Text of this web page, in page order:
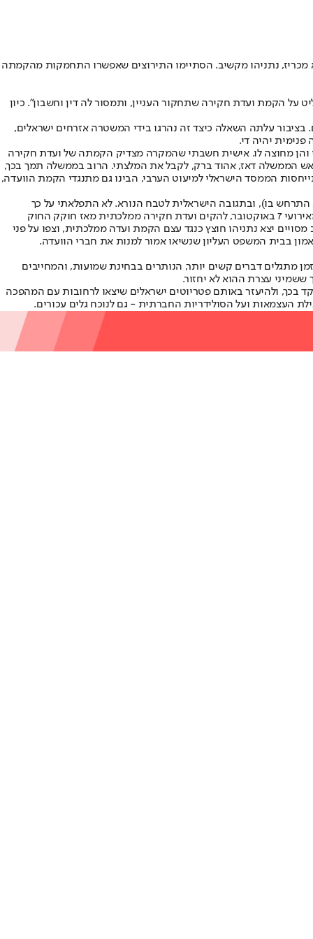
מכריז, נתניהו מקשיב. הסתיימו התירוצים שאפשרו התחמקות מהקמתה
להחליט על הקמת ועדת חקירה שתחקור העניין, ותמסור לה דין וחשבון". כיון
מירי שוטרים. בציבור עלתה השאלה כיצד זה נהרגו בידי המשטרה אזרחים ישראלים,
יהיה די.
מחוצה לו. אישית חשבתי שהמקרה מצדיק הקמתה של ועדת חקירה
הממשלה דאז, אהוד ברק, לקבל את המלצתי. הרוב בממשלה תמך בכך,
הממסד הישראלי למיעוט הערבי, הבינו גם מתנגדי הקמת הוועדה,
למה שהתרחש באותו יום (ובעיקר מה שלא התרחש בו), ובתגובה הישראלית לטבח הנורא. לא התפלאתי על כך
שהשרים לא התלהבו מהקמת ועדת חקירה שהם יהיו נחקריה הראשיים, אבל חשבתי שראש הממשלה ישכנע אותם כי לא היתה סיבה מוצדקת יותר מאירועי 7 באוקטובר, להקים ועדת חקירה ממלכתית מאז חוקק החוק
יצא נתניהו חוצץ כנגד עצם הקמת ועדה ממלכתית, וצפו על פני
בבית המשפט העליון שנשיאו אמור למנות את חברי הוועדה.
מתגלים דברים קשים יותר, הנותרים בבחינת שמועות, והמחייבים
ששמיני עצרת ההוא לא יחזור.
בכך, ולהיעזר באותם פטריוטים ישראלים שיצאו לרחובות עם המהפכה
העצמאות ועל הסולידריות החברתית - גם לנוכח גלים עכורים.